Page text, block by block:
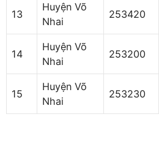
13
Huyện Võ
Nhai
253420
14
Huyện Võ
Nhai
253200
15
Huyện Võ
Nhai
253230